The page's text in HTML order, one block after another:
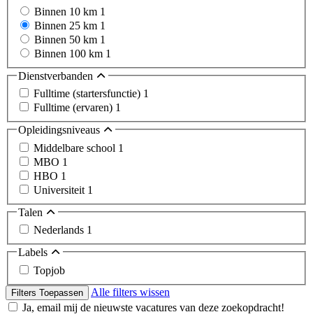
Binnen 10 km 1
Binnen 25 km 1
Binnen 50 km 1
Binnen 100 km 1
Dienstverbanden
Fulltime (startersfunctie) 1
Fulltime (ervaren) 1
Opleidingsniveaus
Middelbare school 1
MBO 1
HBO 1
Universiteit 1
Talen
Nederlands 1
Labels
Topjob
Filters Toepassen
Alle filters wissen
Ja, email mij de nieuwste vacatures van deze zoekopdracht!